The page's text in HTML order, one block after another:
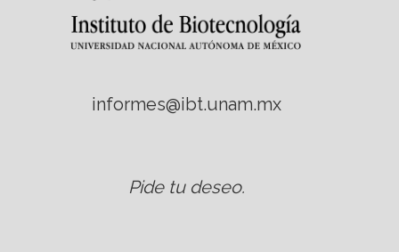
informes@ibt.unam.mx
Pide tu deseo.